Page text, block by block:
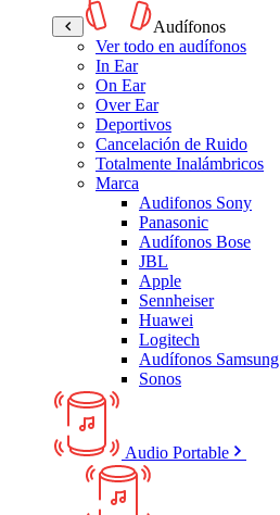
Audífonos
Ver todo en audífonos
In Ear
On Ear
Over Ear
Deportivos
Cancelación de Ruido
Totalmente Inalámbricos
Marca
Audifonos Sony
Panasonic
Audífonos Bose
JBL
Apple
Sennheiser
Huawei
Logitech
Audífonos Samsung
Sonos
Audio Portable